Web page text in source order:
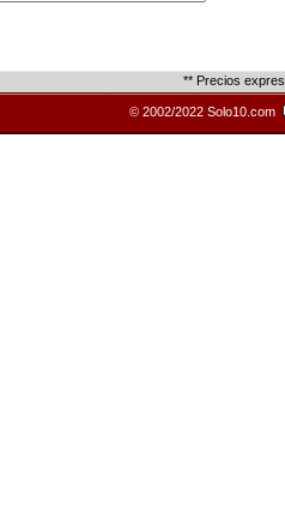
** Precios
© 2002/2022 Solo10.com